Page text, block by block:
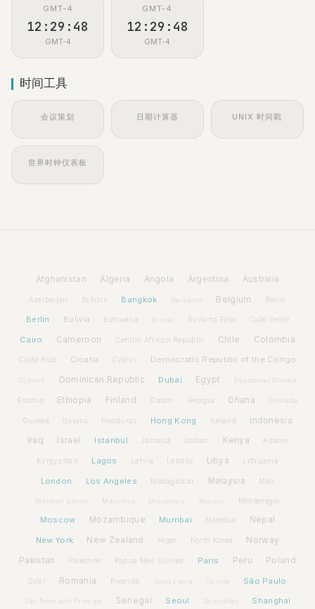
GMT-4
12:29:49
GMT-4
GMT-4
12:29:49
GMT-4
时间工具
会议策划 日期计算器 UNIX 时间戳
世界时钟仪表板
Afghanistan Algeria Angola Argentina Australia
Azerbaijan Bahrain Bangkok Barbados Belgium Benin
Berlin Bolivia Botswana Brunei Burkina Faso Cabo Verde
Cairo Cameroon Central African Republic Chile Colombia
Costa Rica Croatia Cyprus Democratic Republic of the Congo
Djibouti Dominican Republic Dubai Egypt Equatorial Guinea
Estonia Ethiopia Finland Gabon Georgia Ghana Grenada
Guinea Guyana Honduras Hong Kong Iceland Indonesia
Iraq Israel Istanbul Jamaica Jordan Kenya Kosovo
Kyrgyzstan Lagos Latvia Lesotho Libya Lithuania
London Los Angeles Madagascar Malaysia Mali
Mauritius Micronesia Monaco Montenegro
Moscow Mozambique Mumbai Namibia Nepal
New York New Zealand Niger North Korea Norway
Pakistan Palestine Papua New Guinea Paris Peru Poland
Qatar Romania Rwanda Saint Lucia Samoa São Paulo
São Tomé and Príncipe Senegal Seoul Seychelles Shanghai